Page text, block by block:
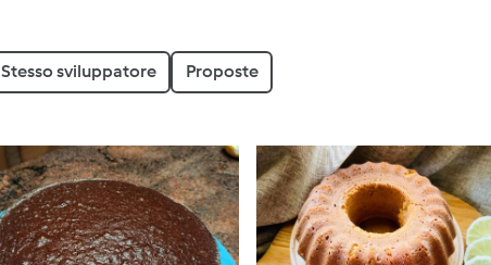
Stesso sviluppatore Proposte